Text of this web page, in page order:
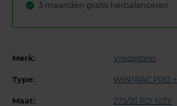
3 maanden gratis herbalanceren
Merk: Vredestein
Type: WINTRAC PRO +
Maat: 275/35 R21 103Y